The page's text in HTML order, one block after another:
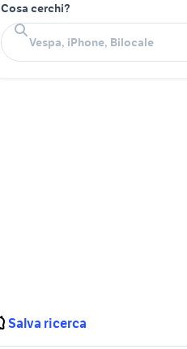
Cosa cerchi?
Salva ricerca